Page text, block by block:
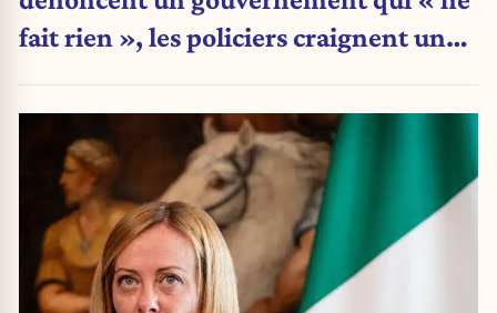
fait rien », les policiers craignent une